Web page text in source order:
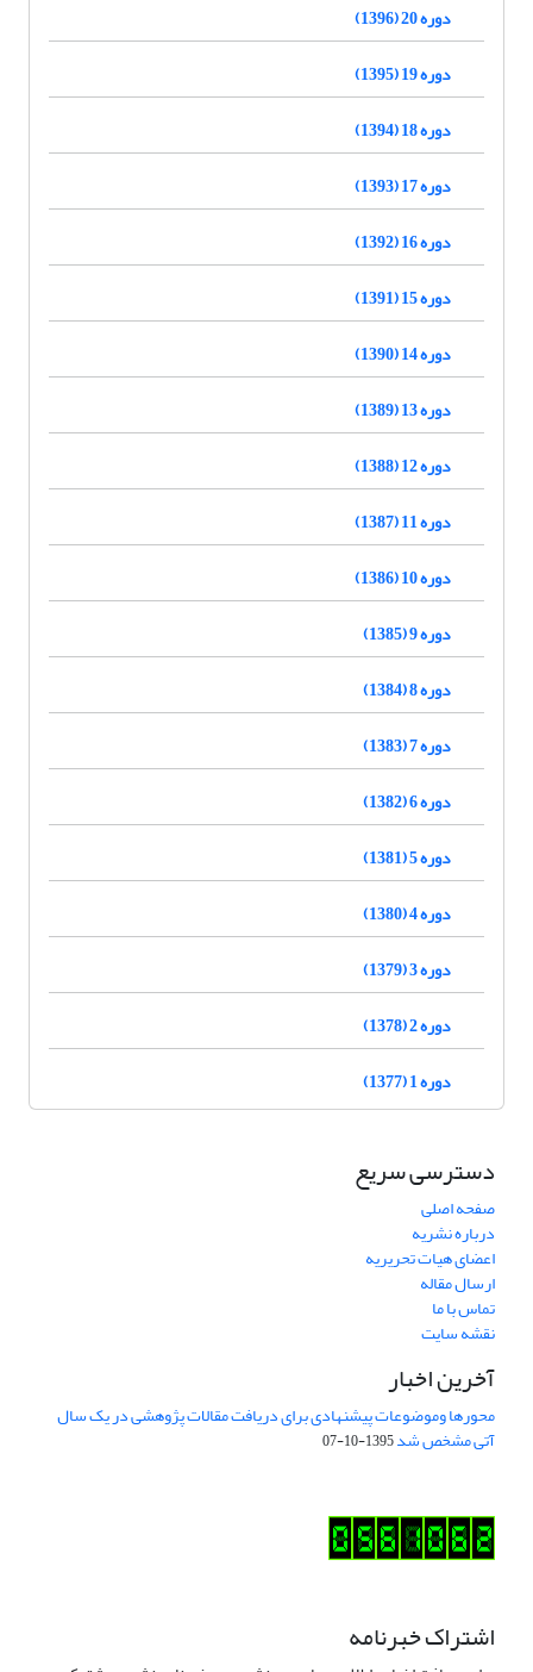
دوره 20 (1396)
دوره 19 (1395)
دوره 18 (1394)
دوره 17 (1393)
دوره 16 (1392)
دوره 15 (1391)
دوره 14 (1390)
دوره 13 (1389)
دوره 12 (1388)
دوره 11 (1387)
دوره 10 (1386)
دوره 9 (1385)
دوره 8 (1384)
دوره 7 (1383)
دوره 6 (1382)
دوره 5 (1381)
دوره 4 (1380)
دوره 3 (1379)
دوره 2 (1378)
دوره 1 (1377)
دسترسی سریع
صفحه اصلی
درباره نشریه
اعضای هیات تحریریه
ارسال مقاله
تماس با ما
نقشه سایت
آخرین اخبار
محورها وموضوعات پیشنهادی برای دریافت مقالات پژوهشی در یک سال
آتی مشخص شد1395-10-07
اشتراک خبرنامه